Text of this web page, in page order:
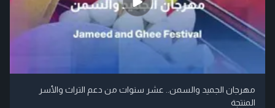
مهرجان الجميد والسمن.. عشر سنوات من دعم التراث والأسر
المنتجة